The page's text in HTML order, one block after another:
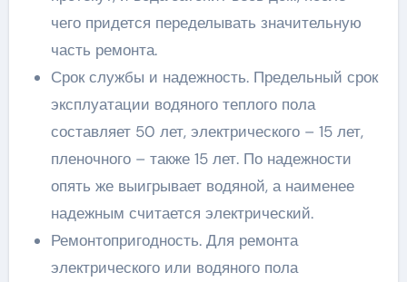
чего придется переделывать значительную
часть ремонта.
Срок службы и надежность. Предельный срок
эксплуатации водяного теплого пола
составляет 50 лет, электрического – 15 лет,
пленочного – также 15 лет. По надежности
опять же выигрывает водяной, а наименее
надежным считается электрический.
Ремонтопригодность. Для ремонта
электрического или водяного пола